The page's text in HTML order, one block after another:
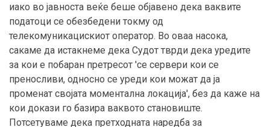
иако во јавноста веќе беше објавено дека ваквите
податоци се обезбедени токму од
телекомуникацискиот оператор. Во оваа насока,
сакаме да истакнеме дека Судот тврди дека уредите
за кои е побаран претресот 'се сервери кои се
преносливи, односно се уреди кои можат да ја
променат својата моментална локација', без да каже на
кои докази го базира ваквото становиште.
Потсетуваме дека претходната наредба за